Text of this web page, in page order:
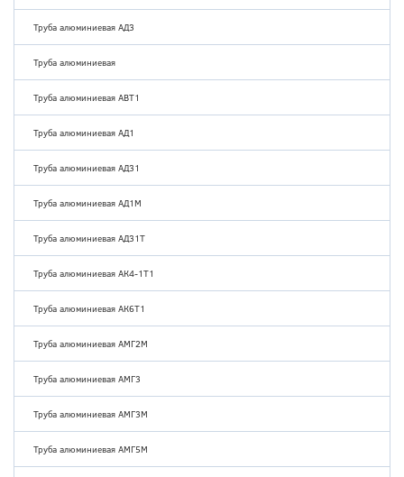
Труба алюминиевая АД3
Труба алюминиевая
Труба алюминиевая АВТ1
Труба алюминиевая АД1
Труба алюминиевая АД31
Труба алюминиевая АД1М
Труба алюминиевая АД31Т
Труба алюминиевая АК4-1Т1
Труба алюминиевая АК6Т1
Труба алюминиевая АМГ2М
Труба алюминиевая АМГ3
Труба алюминиевая АМГ3М
Труба алюминиевая АМГ5М